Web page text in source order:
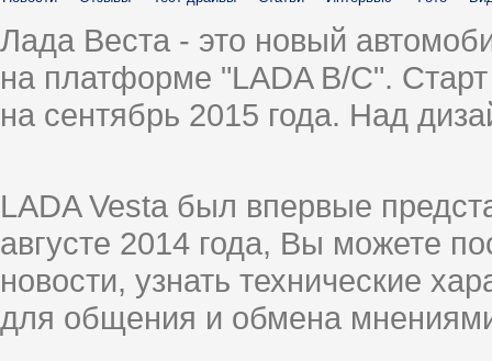
Лада Веста - это новый
на платформе "LADA B/C".
на сентябрь 2015 года. Над
LADA Vesta был впервые
августе 2014 года, Вы можете
новости, узнать технические
для общения и обмена